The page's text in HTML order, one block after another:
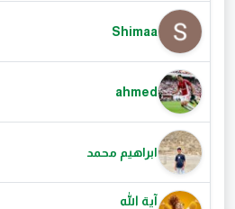
Shimaa
ahmed
ابراهيم محمد
آية الله